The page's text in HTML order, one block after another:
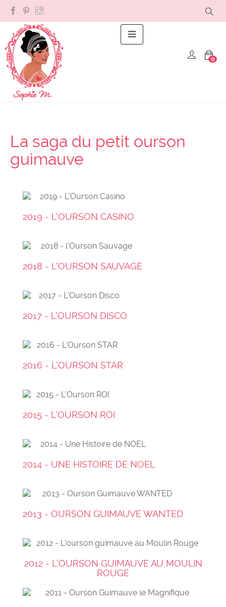
0
La saga du petit ourson
guimauve
2019 - L'OURSON CASINO
2018 - L'OURSON SAUVAGE
2017 - L'OURSON DISCO
2016 - L'OURSON STAR
2015 - L'OURSON ROI
2014 - UNE HISTOIRE DE NOEL
2013 - OURSON GUIMAUVE WANTED
2012 - L'OURSON GUIMAUVE AU MOULIN
ROUGE